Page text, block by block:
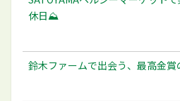
休日⛰️
鈴木ファームで出会う、最高金賞